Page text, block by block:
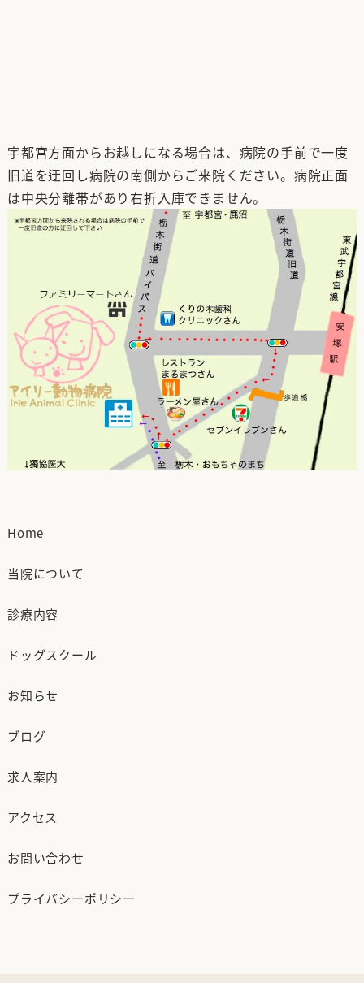
宇都宮方面からお越しになる場合は、病院の手前で一度
旧道を迂回し病院の南側からご来院ください。病院正面
は中央分離帯があり右折入庫できません。
Home
当院について
診療内容
ドッグスクール
お知らせ
ブログ
求人案内
アクセス
お問い合わせ
プライバシーポリシー